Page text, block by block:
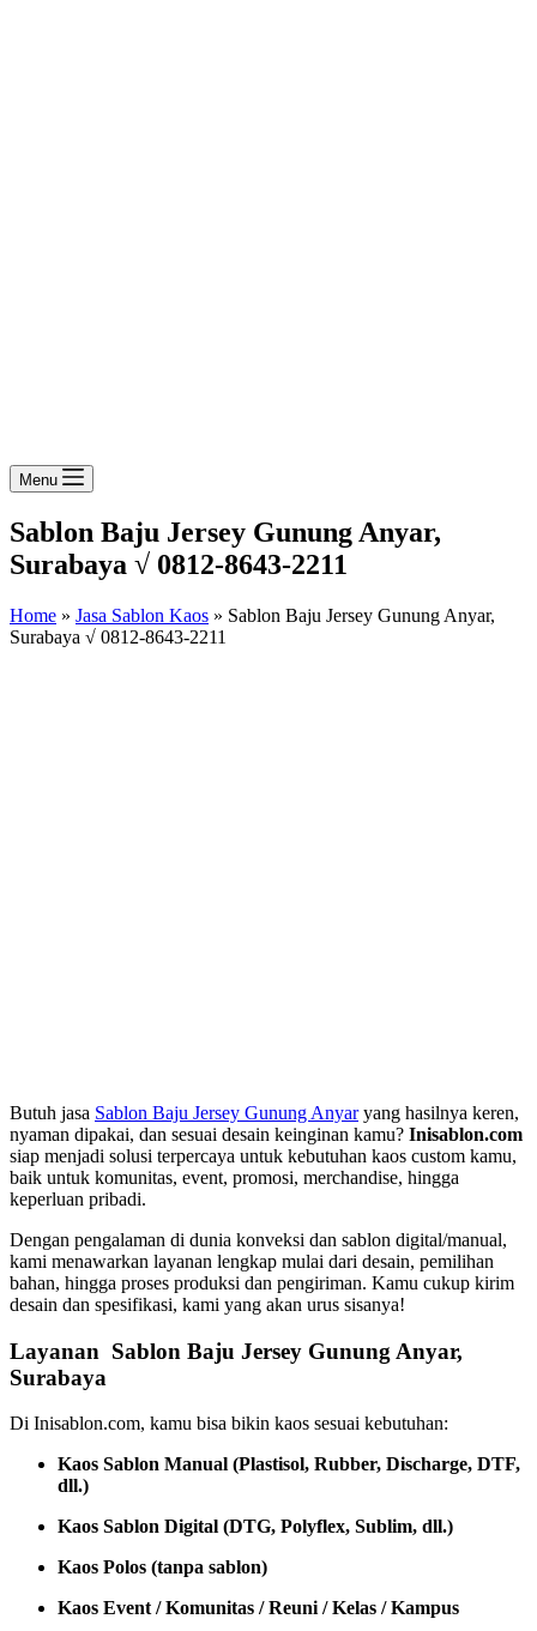
Menu
Sablon Baju Jersey Gunung Anyar,
Surabaya √ 0812-8643-2211
Home » Jasa Sablon Kaos » Sablon Baju Jersey Gunung Anyar,
Surabaya √ 0812-8643-2211
Butuh jasa Sablon Baju Jersey Gunung Anyaryang hasilnya keren,
nyaman dipakai, dan sesuai desain keinginan kamu? Inisablon.com
siap menjadi solusi terpercaya untuk kebutuhan kaos custom kamu,
baik untuk komunitas, event, promosi, merchandise, hingga
keperluan pribadi.
Dengan pengalaman di dunia konveksi dan sablon digital/manual,
kami menawarkan layanan lengkap mulai dari desain, pemilihan
bahan, hingga proses produksi dan pengiriman. Kamu cukup kirim
desain dan spesifikasi, kami yang akan urus sisanya!
Layanan Sablon Baju Jersey Gunung Anyar,
Surabaya
Di Inisablon.com, kamu bisa bikin kaos sesuai kebutuhan:
Kaos Sablon Manual (Plastisol, Rubber, Discharge, DTF,
dll.)
Kaos Sablon Digital (DTG, Polyflex, Sublim, dll.)
Kaos Polos (tanpa sablon)
Kaos Event / Komunitas / Reuni / Kelas / Kampus